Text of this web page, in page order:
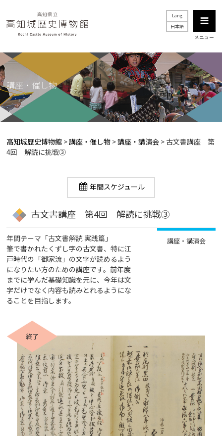
Lang
日本語
メニュー
講座・催し物
高知城歴史博物館 >講座・催し物 >講座・講演会 > 古文書講座 第
4回 解読に挑戦③
年間スケジュール
古文書講座 第4回 解読に挑戦③
年間テーマ「古文書解読 実践篇」
筆で書かれたくずし字の古文書、特に江
戸時代の「御家流」の文字が読めるよう
になりたい方のための講座です。前年度
までに学んだ基礎知識を元に、今年は文
字だけでなく内容も読みとれるようにな
ることを目指します。
講座・講演会
終了